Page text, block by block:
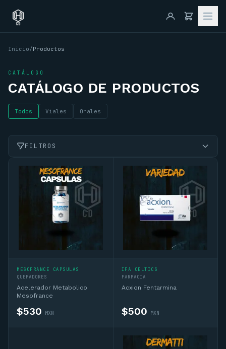
Inicio/Productos
CATÁLOGO
CATÁLOGO DE PRODUCTOS
Todos Viales Orales
FILTROS
MESOFRANCE CAPSULAS
QUEMADORES
Acelerador Metabolico
Mesofrance
$530 MXN
IFA CELTICS
FARMACIA
Acxion Fentarmina
$500 MXN